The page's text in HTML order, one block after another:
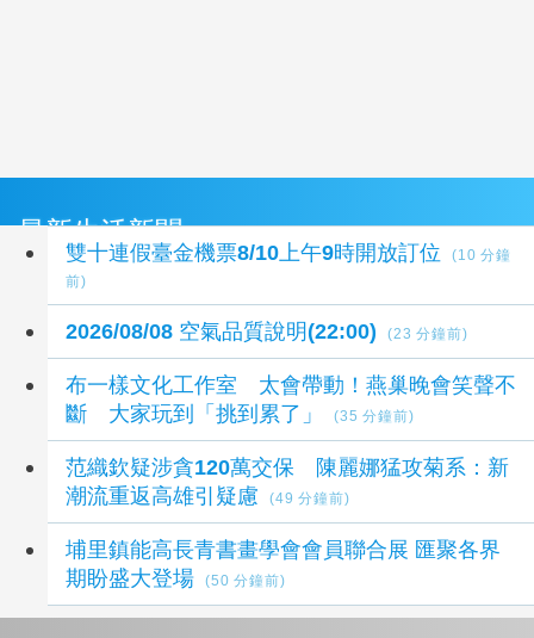
最新生活新聞
雙十連假臺金機票8/10上午9時開放訂位
(10 分鐘
前)
2026/08/08 空氣品質說明(22:00) (23 分鐘前)
布一樣文化工作室 太會帶動！燕巢晚會笑聲不
斷 大家玩到「挑到累了」
(35 分鐘前)
范織欽疑涉貪120萬交保 陳麗娜猛攻菊系：新
潮流重返高雄引疑慮
(49 分鐘前)
埔里鎮能高長青書畫學會會員聯合展 匯聚各界
期盼盛大登場
(50 分鐘前)